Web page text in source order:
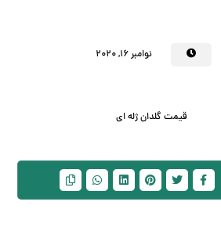
نوامبر ۱۶, ۲۰۲۰
قیمت گلدان ژله ای